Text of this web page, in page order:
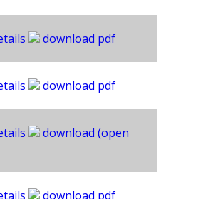
download pdf
download pdf
download (open
download pdf